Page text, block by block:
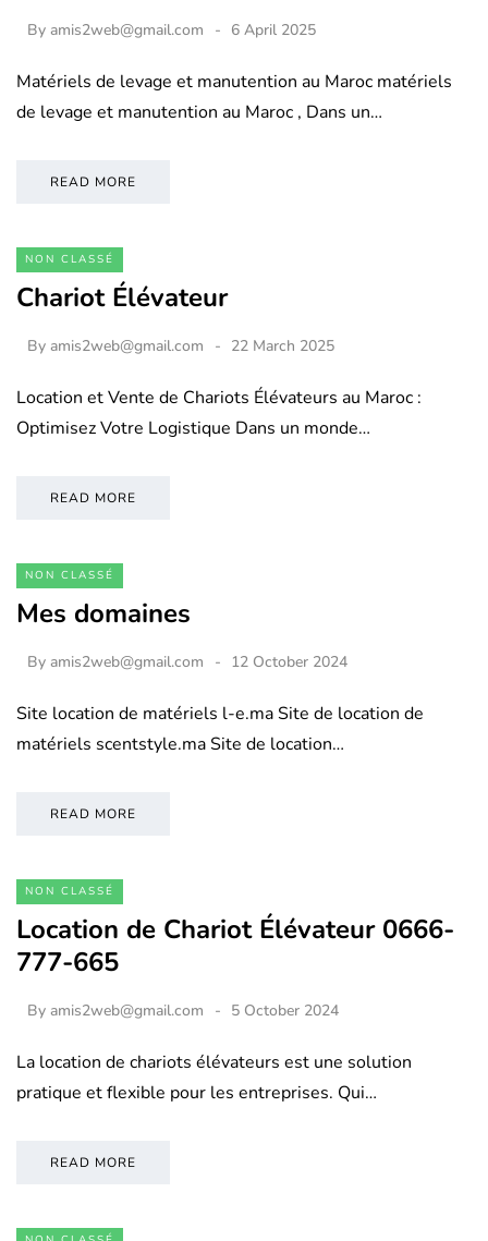
By amis2web@gmail.com 6 April 2025
Matériels de levage et manutention au Maroc matériels
de levage et manutention au Maroc , Dans un…
READ MORE
NON CLASSÉ
Chariot Élévateur
By amis2web@gmail.com 22 March 2025
Location et Vente de Chariots Élévateurs au Maroc :
Optimisez Votre Logistique Dans un monde…
READ MORE
NON CLASSÉ
Mes domaines
By amis2web@gmail.com 12 October 2024
Site location de matériels l-e.ma Site de location de
matériels scentstyle.ma Site de location…
READ MORE
NON CLASSÉ
Location de Chariot Élévateur 0666-
777-665
By amis2web@gmail.com 5 October 2024
La location de chariots élévateurs est une solution
pratique et flexible pour les entreprises. Qui…
READ MORE